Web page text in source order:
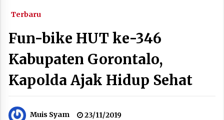
Terbaru
Fun-bike HUT ke-346
Kabupaten Gorontalo,
Kapolda Ajak Hidup Sehat
Muis Syam 23/11/2019